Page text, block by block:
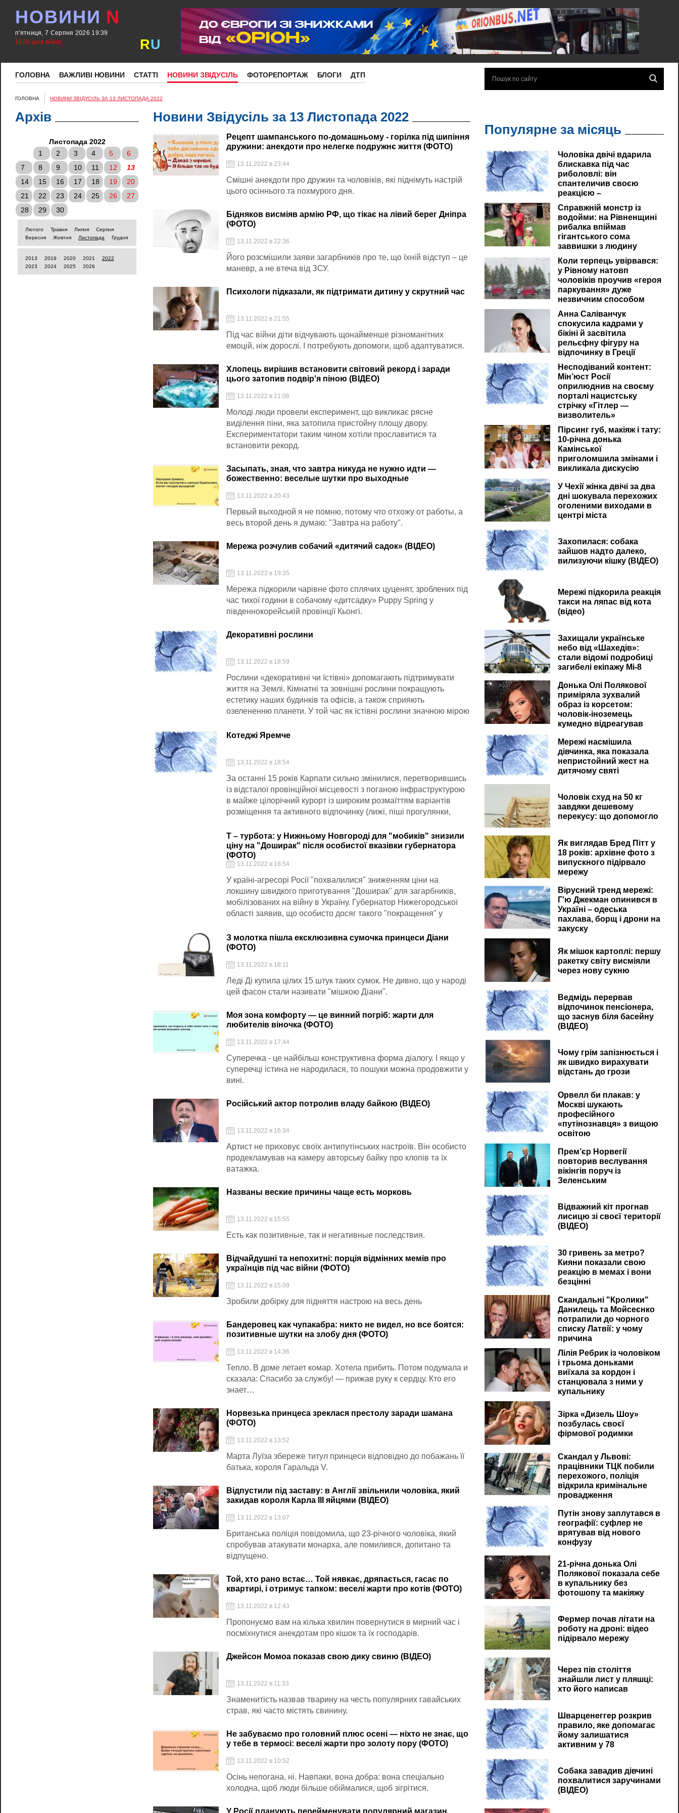
НОВИНИ N
п'ятниця, 7 Серпня 2026 19:39
1626 днів війни
RU
ГОЛОВНА ВАЖЛИВІ НОВИНИ СТАТТІ НОВИНИ ЗВІДУСІЛЬ ФОТОРЕПОРТАЖ БЛОГИ ДТП
ГОЛОВНА НОВИНИ ЗВІДУСІЛЬ ЗА 13 ЛИСТОПАДА 2022
Архів
Листопада 2022
1
2 3 4 5
6
7
8 9 10 11 12
13
14
15 16 17 18 19
20
21
22 23 24 25 26
27
28
29 30
Лютого Травня Липня
Серпня
Вересня
Жовтня Листопада Грудня
2013 2019 2020 2021
2022
2023
2024 2025 2026
Новини Звідусіль за 13 Листопада 2022
Рецепт шампанського по-домашньому - горілка під шипіння
дружини: анекдоти про нелегке подружнє життя (ФОТО)
13.11.2022 в 23:44
Смішні анекдоти про дружин та чоловіків, які піднімуть настрій
цього осіннього та похмурого дня.
Бідняков висміяв армію РФ, що тікає на лівий берег Дніпра
(ФОТО)
13.11.2022 в 22:36
Його розсмішили заяви загарбників про те, що їхній відступ – це
маневр, а не втеча від ЗСУ.
Психологи підказали, як підтримати дитину у скрутний час
13.11.2022 в 21:55
Під час війни діти відчувають щонайменше різноманітних
емоцій, ніж дорослі. І потребують допомоги, щоб адаптуватися.
Хлопець вирішив встановити світовий рекорд і заради
цього затопив подвір'я піною (ВІДЕО)
13.11.2022 в 21:08
Молоді люди провели експеримент, що викликає рясне
виділення піни, яка затопила пристойну площу двору.
Експериментатори таким чином хотіли прославитися та
встановити рекорд.
Засыпать, зная, что завтра никуда не нужно идти —
божественно: веселые шутки про выходные
13.11.2022 в 20:43
Первый выходной я не помню, потому что отхожу от работы, а
весь второй день я думаю: "Завтра на работу".
Мережа розчулив собачий «дитячий садок» (ВІДЕО)
13.11.2022 в 19:35
Мережа підкорили чарівне фото сплячих цуценят, зроблених під
час тихої години в собачому «дитсадку» Puppy Spring у
південнокорейській провінції Кьонгі.
Декоративні рослини
13.11.2022 в 18:59
Рослини «декоративні чи їстівні» допомагають підтримувати
життя на Землі. Кімнатні та зовнішні рослини покращують
естетику наших будинків та офісів, а також сприяють
озелененню планети. У той час як їстівні рослини значною мірою
рослини звертаються до деяких інших органів чуття, приносячи
Котеджі Яремче
13.11.2022 в 18:54
За останні 15 років Карпати сильно змінилися, перетворившись
із відсталої провінційної місцевості з поганою інфраструктурою
в майже цілорічний курорт із широким розмаїттям варіантів
розміщення та активного відпочинку (лижі, піші прогулянки,
Т – турбота: у Нижньому Новгороді для "мобиків" знизили
ціну на "Доширак" після особистої вказівки губернатора
(ФОТО)
13.11.2022 в 18:54
У країні-агресорі Росії "похвалилися" зниженням ціни на
локшину швидкого приготування "Доширак" для загарбників,
мобілізованих на війну в Україну. Губернатор Нижегородської
області заявив, що особисто досяг такого "покращення" у
З молотка пішла ексклюзивна сумочка принцеси Діани
(ФОТО)
13.11.2022 в 18:11
Леді Ді купила цілих 15 штук таких сумок. Не дивно, що у народі
цей фасон стали називати "мішкою Діани".
Моя зона комфорту — це винний погріб: жарти для
любителів віночка (ФОТО)
13.11.2022 в 17:44
Суперечка - це найбільш конструктивна форма діалогу. І якщо у
суперечці істина не народилася, то пошуки можна продовжити у
вині.
Російський актор потролив владу байкою (ВІДЕО)
13.11.2022 в 16:34
Артист не приховує своїх антипутінських настроїв. Він особисто
продекламував на камеру авторську байку про клопів та їх
ватажка.
Названы веские причины чаще есть морковь
13.11.2022 в 15:55
Есть как позитивные, так и негативные последствия.
Відчайдушні та непохитні: порція відмінних мемів про
українців під час війни (ФОТО)
13.11.2022 в 15:09
Зробили добірку для підняття настрою на весь день
Бандеровец как чупакабра: никто не видел, но все боятся:
позитивные шутки на злобу дня (ФОТО)
13.11.2022 в 14:36
Тепло. В доме летает комар. Хотела прибить. Потом подумала и
сказала: Спасибо за службу! — прижав руку к сердцу. Кто его
знает…
Норвезька принцеса зреклася престолу заради шамана
(ФОТО)
13.11.2022 в 13:52
Марта Луїза збереже титул принцеси відповідно до побажань її
батька, короля Гаральда V.
Відпустили під заставу: в Англії звільнили чоловіка, який
закидав короля Карла III яйцями (ВІДЕО)
13.11.2022 в 13:07
Британська поліція повідомила, що 23-річного чоловіка, який
спробував атакувати монарха, але помилився, допитано та
відпущено.
Той, хто рано встає… Той нявкає, дряпається, гасає по
квартирі, і отримує тапком: веселі жарти про котів (ФОТО)
13.11.2022 в 12:43
Пропонуємо вам на кілька хвилин повернутися в мирний час і
посміхнутися анекдотам про кішок та їх господарів.
Джейсон Момоа показав свою дику свиню (ВІДЕО)
13.11.2022 в 11:33
Знаменитість назвав тварину на честь популярних гавайських
страв, які часто містять свинину.
Не забуваємо про головний плюс осені — ніхто не знає, що
у тебе в термосі: веселі жарти про золоту пору (ФОТО)
13.11.2022 в 10:52
Осінь непогана, ні. Навпаки, вона добра: вона спеціально
холодна, щоб люди більше обіймалися, щоб зігрітися.
У Росії планують перейменувати популярний магазин
Популярне за місяць
Чоловіка двічі вдарила
блискавка під час
риболовлі: він
спантеличив своєю
реакцією –
Справжній монстр із
водойми: на Рівненщині
рибалка впіймав
гігантського сома
заввишки з людину
Коли терпець увірвався:
у Рівному натовп
чоловіків проучив «героя
паркування» дуже
незвичним способом
Анна Саліванчук
спокусила кадрами у
бікіні й засвітила
рельєфну фігуру на
відпочинку в Греції
Несподіваний контент:
Мін’юст Росії
оприлюднив на своєму
порталі нацистську
стрічку «Гітлер —
визволитель»
Пірсинг губ, макіяж і тату:
10-річна донька
Камінської
приголомшила змінами і
викликала дискусію
У Чехії жінка двічі за два
дні шокувала перехожих
оголеними виходами в
центрі міста
Захопилася: собака
зайшов надто далеко,
вилизуючи кішку (ВІДЕО)
Мережі підкорила реакція
такси на ляпас від кота
(відео)
Захищали українське
небо від «Шахедів»:
стали відомі подробиці
загибелі екіпажу Мі-8
Донька Олі Полякової
приміряла зухвалий
образ із корсетом:
чоловік-іноземець
кумедно відреагував
Мережі насмішила
дівчинка, яка показала
непристойний жест на
дитячому святі
Чоловік схуд на 50 кг
завдяки дешевому
перекусу: що допомогло
Як виглядав Бред Пітт у
18 років: архівне фото з
випускного підірвало
мережу
Вірусний тренд мережі:
Г'ю Джекман опинився в
Україні – одеська
пахлава, борщ і дрони на
закуску
Як мішок картоплі: першу
ракетку світу висміяли
через нову сукню
Ведмідь перервав
відпочинок пенсіонера,
що заснув біля басейну
(ВІДЕО)
Чому грім запізнюється і
як швидко вирахувати
відстань до грози
Орвелл би плакав: у
Москві шукають
професійного
«путінознавця» з вищою
освітою
Прем’єр Норвегії
повторив веслування
вікінгів поруч із
Зеленським
Відважний кіт прогнав
лисицю зі своєї території
(ВІДЕО)
30 гривень за метро?
Кияни показали свою
реакцію в мемах і вони
безцінні
Скандальні "Кролики"
Данилець та Мойсеєнко
потрапили до чорного
списку Латвії: у чому
причина
Лілія Ребрик із чоловіком
і трьома доньками
виїхала за кордон і
станцювала з ними у
купальнику
Зірка «Дизель Шоу»
позбулась своєї
фірмової родимки
Скандал у Львові:
працівники ТЦК побили
перехожого, поліція
відкрила кримінальне
провадження
Путін знову заплутався в
географії: суфлер не
врятував від нового
конфузу
21-річна донька Олі
Полякової показала себе
в купальнику без
фотошопу та макіяжу
Фермер почав літати на
роботу на дроні: відео
підірвало мережу
Через пів століття
знайшли лист у пляшці:
хто його написав
Шварценеггер розкрив
правило, яке допомагає
йому залишатися
активним у 78
Собака завадив дівчині
похвалитися заручинами
(ВІДЕО)